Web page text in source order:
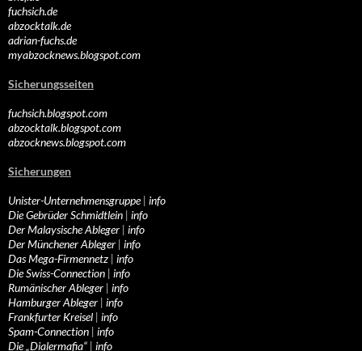
fuchsich.de
abzocktalk.de
adrian-fuchs.de
myabzocknews.blogspot.com
Sicherungsseiten
fuchsich.blogspot.com
abzocktalk.blogspot.com
abzocknews.blogspot.com
Sicherungen
Unister-Unternehmensgruppe| info
Die Gebrüder Schmidtlein | info
Der Malaysische Ableger | info
Der Münchener Ableger | info
Das Mega-Firmennetz | info
Die Swiss-Connection | info
Rumänischer Ableger | info
Hamburger Ableger | info
Frankfurter Kreisel | info
Spam-Connection | info
Die „Dialermafia“ | info